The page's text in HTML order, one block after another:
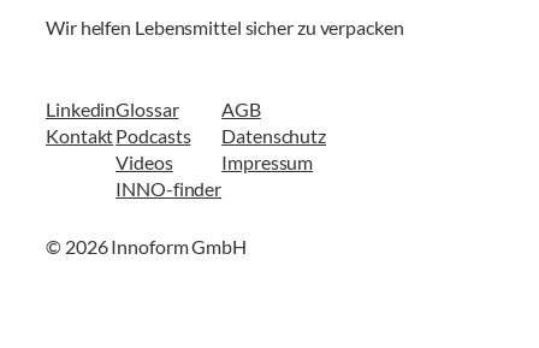
Wir helfen Lebensmittel sicher zu verpacken
Linkedin
Kontakt
Glossar
Podcasts
Videos
INNO-finder
AGB
Datenschutz
Impressum
© 2026 Innoform GmbH